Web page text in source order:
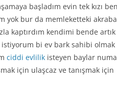
başladım evin tek kızı
yok bur da memleketteki
kaptırdım kendimi bende artık
istiyorum bi ev bark sahibi
ciddi evlilik isteyen baylar
için ulaşcaz ve tanışmak için